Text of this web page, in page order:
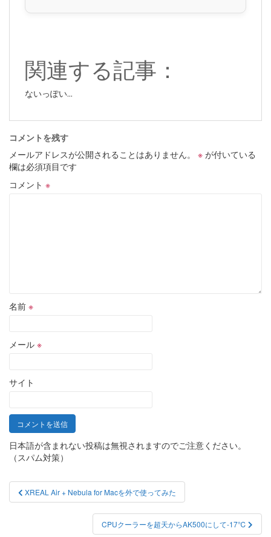
関連する記事：
ないっぽい...
コメントを残す
メールアドレスが公開されることはありません。
※ が付いている
欄は必須項目です
コメント ※
名前 ※
メール ※
サイト
日本語が含まれない投稿は無視されますのでご注意ください。
（スパム対策）
投
稿
XREAL Air + Nebula for Macを外で使ってみた
CPUクーラーを超天からAK500にして-17℃